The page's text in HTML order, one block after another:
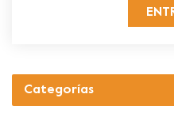
Categorías